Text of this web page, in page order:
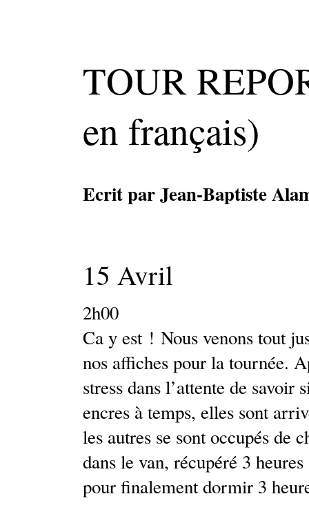
TOUR
en français)
Ecrit par Jean-Baptiste
15 Avril
2h00
Ca y est ! Nous venons tout
nos affiches pour la tournée.
stress dans l’attente de savoir
encres à temps, elles sont
les autres se sont occupés de
dans le van, récupéré 3
pour finalement dormir 3